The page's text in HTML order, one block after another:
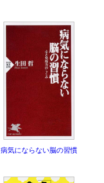
病気にならない脳の習慣